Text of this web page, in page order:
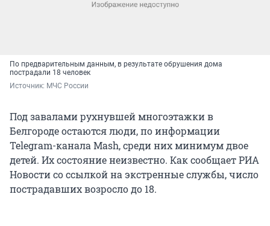
По предварительным данным, в результате обрушения дома
пострадали 18 человек
Источник: МЧС России
Под завалами рухнувшей многоэтажки в
Белгороде остаются люди, по информации
Telegram-канала Mash, среди них минимум двое
детей. Их состояние неизвестно. Как сообщает РИА
Новости со ссылкой на экстренные службы, число
пострадавших возросло до 18.